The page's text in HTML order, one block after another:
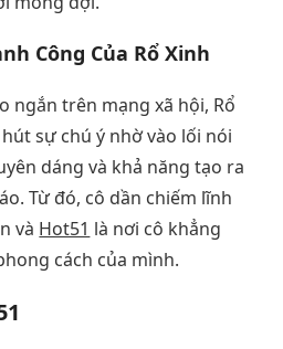
Công Của Rổ Xinh
ngắn trên mạng xã hội, Rổ
sự chú ý nhờ vào lối nói
dáng và khả năng tạo ra
Từ đó, cô dần chiếm lĩnh
và Hot51 là nơi cô khẳng
cách của mình.